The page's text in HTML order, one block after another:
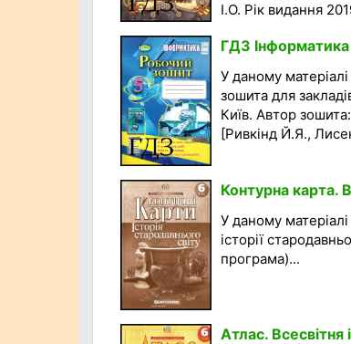
І.О. Рік видання
ГДЗ
У даному
зошита для
Київ. Автор
[Ривкінд Й.Я.,
Контурна карта.
У даному
історії
програма)...
Атлас. Всесвітня